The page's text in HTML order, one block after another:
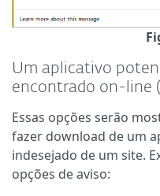
Um aplicativo
encontrado on-line
Essas opções serão
fazer download de um
indesejado de um site.
opções de aviso: